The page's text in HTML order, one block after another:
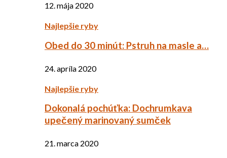
12. mája 2020
Najlepšie ryby
Obed do 30 minút: Pstruh na masle a…
24. apríla 2020
Najlepšie ryby
Dokonalá pochúťka: Dochrumkava
upečený marinovaný sumček
21. marca 2020